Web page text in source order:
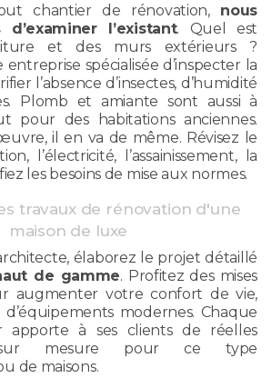
chantier de rénovation, nous
d’examiner l’existant. Quel est
et des murs extérieurs ?
spécialisée d’inspecter la
l’absence d’insectes, d’humidité
Plomb et amiante sont aussi à
pour des habitations anciennes.
il en va de même. Révisez le
l’électricité, l’assainissement, la
les besoins de mise aux normes.
travaux de rénovation d'une
maison de luxe
élaborez le projet détaillé
de gamme. Profitez des mises
augmenter votre confort de vie,
d’équipements modernes. Chaque
apporte à ses clients de réelles
sur mesure pour ce type
de maisons.